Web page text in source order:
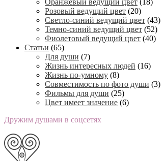
Оранжевый ведущий цвет (18)
Розовый ведущий цвет (20)
Светло-синий ведущий цвет (43)
Темно-синий ведущий цвет (52)
Фиолетовый ведущий цвет (40)
Статьи (65)
Для души (7)
Жизнь интересных людей (16)
Жизнь по-умному (8)
Совместимость по фото души (3)
Фильмы для души (25)
Цвет имеет значение (6)
Дружим душами в соцсетях